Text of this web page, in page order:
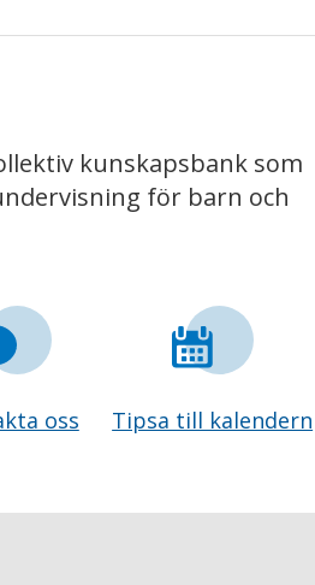
kunskapsbank som
för barn och
oss Tipsa till kalendern